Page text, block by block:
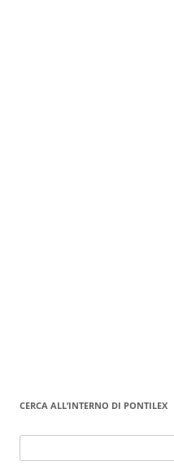
CERCA ALL’INTERNO DI PONTILEX
per: